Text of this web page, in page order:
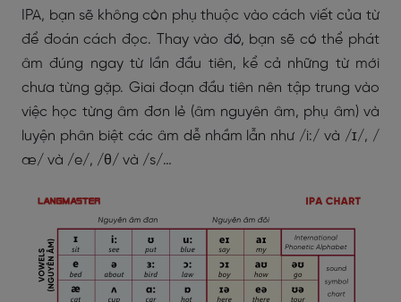
IPA, bạn sẽ không còn phụ thuộc vào cách viết của từ
để đoán cách đọc. Thay vào đó, bạn sẽ có thể phát
âm đúng ngay từ lần đầu tiên, kể cả những từ mới
chưa từng gặp. Giai đoạn đầu tiên nên tập trung vào
việc học từng âm đơn lẻ (âm nguyên âm, phụ âm) và
luyện phân biệt các âm dễ nhầm lẫn như /i:/ và /ɪ/, /
æ/ và /e/, /θ/ và /s/…